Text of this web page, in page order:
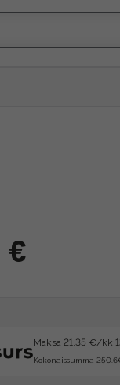
€
Maksa 21.35 €/kk
Kokonaissumma